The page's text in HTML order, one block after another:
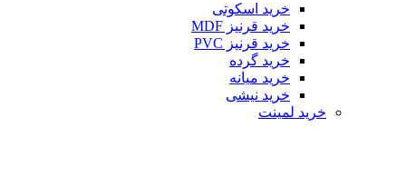
خرید اسکوتی
خرید قرنیز MDF
خرید قرنیز PVC
خرید گرده
خرید میانه
خرید نیشی
خرید لمینت